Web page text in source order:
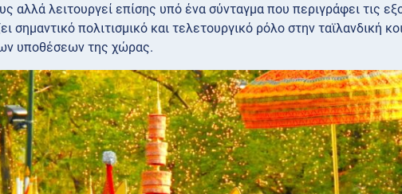
αλλά λειτουργεί επίσης υπό ένα σύνταγμα που περιγράφει τις
σημαντικό πολιτισμικό και τελετουργικό ρόλο στην ταϊλανδική
υποθέσεων της χώρας.